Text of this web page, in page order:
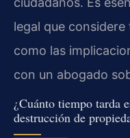
legal que
como las
con un abogado
¿Cuánto tiempo tarda
destrucción de